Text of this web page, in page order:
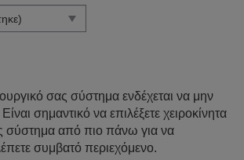
σας σύστημα ενδέχεται να μην
σημαντικό να επιλέξετε χειροκίνητα
σύστημα από πιο πάνω για να
συμβατό περιεχόμενο.